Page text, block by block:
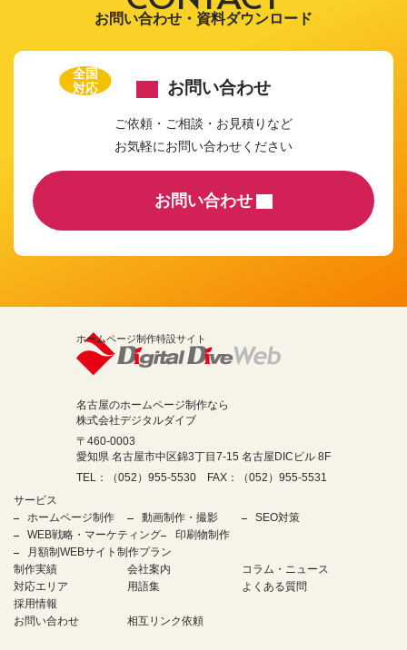
お問い合わせ・資料ダウンロード
全国
対応
お問い合わせ
ご依頼・ご相談・お見積りなど
お気軽にお問い合わせください
お問い合わせ
ホームページ制作特設サイト
名古屋のホームページ制作なら
株式会社デジタルダイブ
〒460-0003
愛知県 名古屋市中区錦3丁目7-15 名古屋DICビル 8F
TEL：（052）955-5530 FAX：（052）955-5531
サービス
ホームページ制作
動画制作・撮影
SEO対策
WEB戦略・マーケティング
印刷物制作
月額制WEBサイト制作プラン
制作実績
会社案内
コラム・ニュース
対応エリア
用語集
よくある質問
採用情報
お問い合わせ
相互リンク依頼